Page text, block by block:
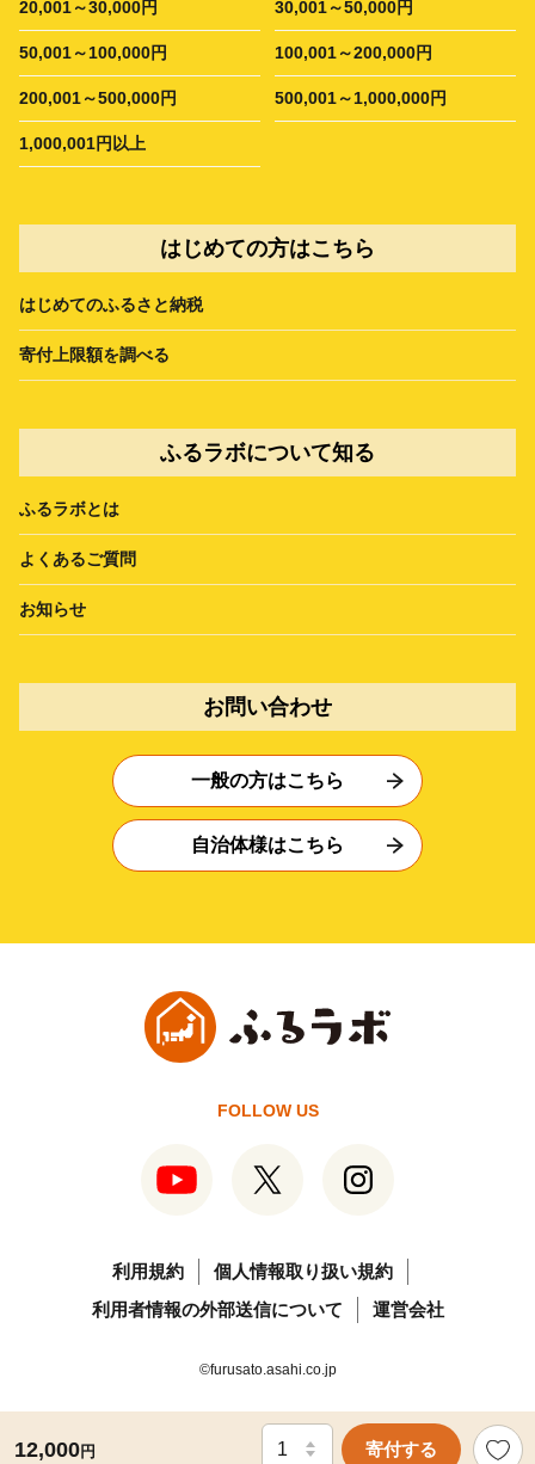
12,000円 寄付する
20,001～30,000円 30,001～50,000円
50,001～100,000円 100,001～200,000円
200,001～500,000円 500,001～1,000,000円
1,000,001円以上
はじめての方はこちら
はじめてのふるさと納税
寄付上限額を調べる
ふるラボについて知る
ふるラボとは
よくあるご質問
お知らせ
お問い合わせ
一般の方はこちら
自治体様はこちら
FOLLOW US
利用規約
個人情報取り扱い規約
利用者情報の外部送信について
運営会社
©furusato.asahi.co.jp